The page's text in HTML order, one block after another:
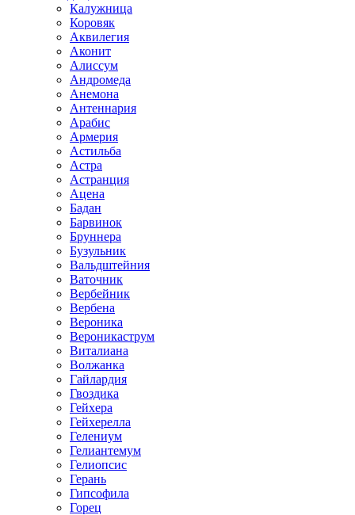
Калужница
Коровяк
Аквилегия
Аконит
Алиссум
Андромеда
Анемона
Антеннария
Арабис
Армерия
Астильба
Астра
Астранция
Ацена
Бадан
Барвинок
Бруннера
Бузульник
Вальдштейния
Ваточник
Вербейник
Вербена
Вероника
Вероникаструм
Виталиана
Волжанка
Гайлардия
Гвоздика
Гейхера
Гейхерелла
Гелениум
Гелиантемум
Гелиопсис
Герань
Гипсофила
Горец